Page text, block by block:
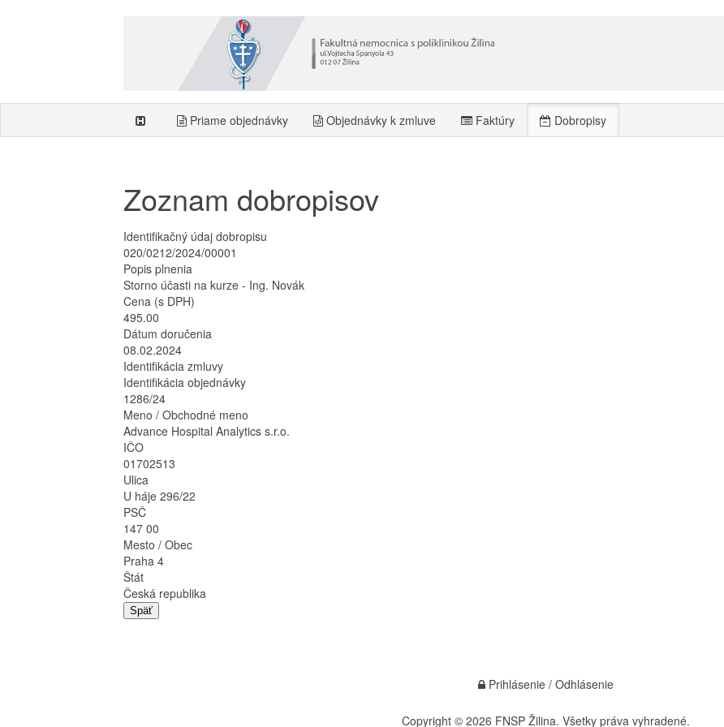
Priame objednávky Objednávky k zmluve Faktúry Dobropisy
Zoznam dobropisov
Identifikačný údaj dobropisu
020/0212/2024/00001
Popis plnenia
Storno účasti na kurze - Ing. Novák
Cena (s DPH)
495.00
Dátum doručenia
08.02.2024
Identifikácia zmluvy
Identifikácia objednávky
1286/24
Meno / Obchodné meno
Advance Hospital Analytics s.r.o.
IČO
01702513
Ulica
U háje 296/22
PSČ
147 00
Mesto / Obec
Praha 4
Štát
Česká republika
Späť
Prihlásenie / Odhlásenie
Copyright © 2026 FNSP Žilina. Všetky práva vyhradené.